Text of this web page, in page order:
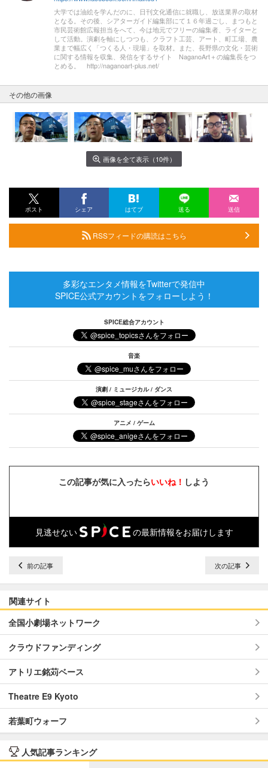
大学では油絵を学んだのに、日刊文化通信に就職し、放送業界の取材
となる。その後、シアターガイド編集部にて１６年過ごし、まつもと
市民芸術館広報担当をへて、今は地元でフリーの編集者、ライターと
して活動。演劇を軸にしつつも、クラフト工芸、アート、町工場、農
業まで幅広く「つくる人・現場」を取材。また、長野県の文化・芸術
に関する情報を収集、発信をするサイト NaganoArt＋の編集長をつ
とめる。 http://naganoart-plus.net/
その他の画像
画像を全て表示（10件）
ポスト シェア はてブ 送る 送信
RSSフィードの購読はこちら
多彩なエンタメ情報をTwitterで発信中
SPICE公式アカウントをフォローしよう！
SPICE総合アカウント
音楽
演劇 / ミュージカル / ダンス
アニメ / ゲーム
この記事が気に入ったらいいね！ しよう
見逃せない の最新情報をお届けします
前の記事 次の記事
関連サイト
全国小劇場ネットワーク
クラウドファンディング
アトリエ銘苅ベース
Theatre E9 Kyoto
若葉町ウォーフ
人気記事ランキング